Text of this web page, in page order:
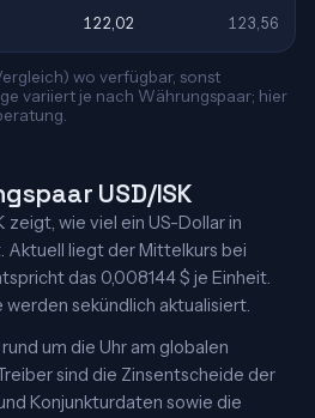
122,02 123,56
wo verfügbar, sonst
variiert je nach Währungspaar; hier
USD/ISK
zeigt, wie viel ein US-Dollar in
Aktuell liegt der Mittelkurs bei
das 0,008144 $ je Einheit.
sekündlich aktualisiert.
um die Uhr am globalen
sind die Zinsentscheide der
Konjunkturdaten sowie die